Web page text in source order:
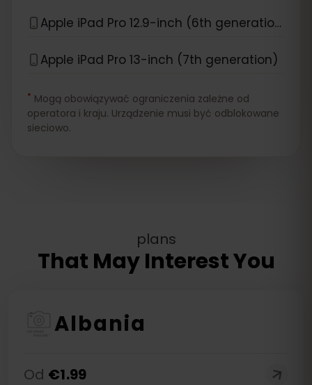
Apple iPad Pro 12.9-inch (6th generation)
Apple iPad Pro 13-inch (7th generation)
* Mogą obowiązywać ograniczenia zależne od
operatora i kraju. Urządzenie musi być odblokowane
sieciowo.
plans
That May Interest You
Albania
Od €1.99